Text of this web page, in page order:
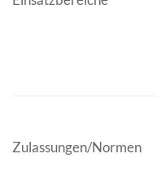
Zulassungen/Normen